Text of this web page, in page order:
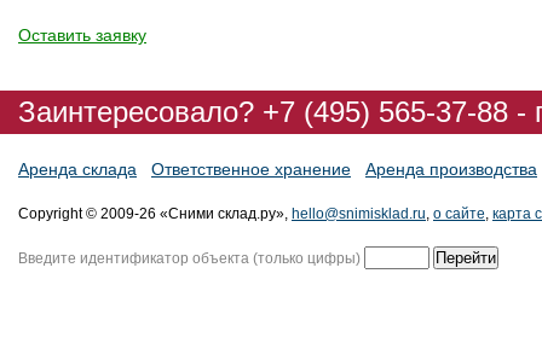
Оставить заявку
Заинтересовало? +7 (495) 565-37-88
Аренда склада Ответственное хранение Аренда производства
Copyright © 2009-26 «Сними склад.ру», hello@snimisklad.ru, о сайте, карта
Введите идентификатор объекта (только цифры)